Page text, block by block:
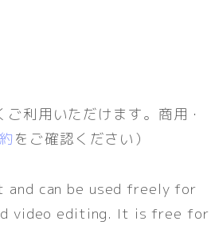
利用いただけます。商用・
をご確認ください）
and can be used freely for
video editing. It is free for